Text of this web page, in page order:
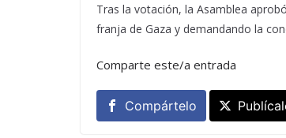
Tras la votación, la Asamblea
franja de Gaza y demandando la
Comparte este/a entrada
Compártelo